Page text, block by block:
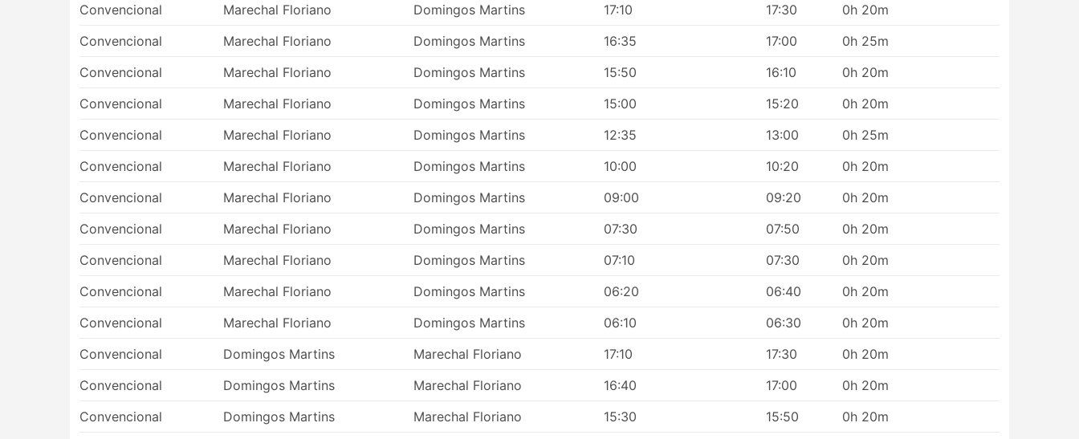
ตั๋วรถโดยสารมีราคาไม่แพงมากเมื่อเทียบกับตั๋วเครื่องบินหรือรถไฟด่วน มีตั๋วหลายชั้นให้เลือกสำหรับทุกงบในกระเป๋า
คุณเสมอ ตัวเลือกมาตรฐานที่ถูกกว่าอาจช้าไปหน่อยและไม่ได้ให้ความสะดวกสบายสูงสุดตามที่คุณต้องการ แต่
อย่างไรก็ยังเป็นทางเลือกที่ดีและพาคุณไปยังจุดหมายปลายทาง ในบางเส้นทางที่คุณต้องเดินทางนาน ห้องน้ำหรือจุด
แวะเข้าห้องน้ำ รวมถึงของว่าง น้ำ และบางครั้งอุปกรณ์อาบน้ำและผ้าห่มมักจะรวมอยู่ในราคาแล้ว
กว้างนุ่ม ผ้าห่ม ผู้โดยสารน้อย และสิทธิพิเศษอื่น ๆ อีกมากมายที่จะทำให้การเดินทางของคุณเป็นการเดินทางที่น่าพึง
พอใจ
ข้อเสียของการเดินทางด้วยรถบัส
สถานีขนส่งระหว่างเมืองที่ใหม่กว่ามักจะตั้งอยู่นอกเมือง ใกล้กับทางหลวงที่ใหญ่ เพื่อให้รถประจำทางสามารถหลีก
เลี่ยงความแออัดในเมือง แต่น่าเสียดายว่า การเดินทางอาจสร้างความท้าทายเพิ่มเติมให้กับนักเดินทางด้วย การเดิน
ทางไปยังสถานีดังกล่าวอาจเป็นปัญหา เนื่องจากในบางจุดหมายปลายทางมีข้อจำกัดเกี่ยวกับยานพาหนะที่อนุญาตให้
เข้าจุดส่งผู้โดยสารได้ และคุณจะต้องใช้ผู้ให้บริการขนส่งพิเศษเพื่อไปที่นั่น ส่งผลให้ต้นทุนสูงขึ้นเนื่องจากราคาอาจสูง
จราจรที่สถานีเริ่มต้นของคุณ
รถประจำทางน่าจะเป็นวิธีการขนส่งที่ตารางเดินรถน้อยกว่ารถไฟหรือเครื่องบิน ขึ้นอยู่กับสถานการณ์บนท้องถนนเป็น
อย่างมาก ซึ่งบางครั้งอาจคาดเดาไม่ได้ เช่น อุบัติเหตุ งานก่อสร้างถนน ทางเบี่ยง ฯลฯ โดยเฉพาะอย่างยิ่งสำหรับการ
เดินทางในช่วงวันหยุดสุดสัปดาห์ ฤดูท่องเที่ยว หรือวันหยุดนักขัตฤกษ์ อย่าลืมสิ่งนี้และหลีกเลี่ยงการวางแผนการเดิน
การเดินทางในบางเส้นทางหรือช่วงยอดนิยมอาจต้องจองล่วงหน้า โปรดทราบว่าเป็นไปไม่ได้เสมอไปที่คุณสามารถไปที่
Convencional
Marechal Floriano Domingos Martins 17:10 17:30
0h 20m
Convencional
Marechal Floriano Domingos Martins 16:35 17:00
0h 25m
Convencional
Marechal Floriano Domingos Martins 15:50 16:10
0h 20m
Convencional
Marechal Floriano Domingos Martins 15:00 15:20
0h 20m
Convencional
Marechal Floriano Domingos Martins 12:35 13:00
0h 25m
Convencional
Marechal Floriano Domingos Martins 10:00 10:20
0h 20m
Convencional
Marechal Floriano Domingos Martins 09:00 09:20
0h 20m
Convencional
Marechal Floriano Domingos Martins 07:30 07:50
0h 20m
Convencional
Marechal Floriano Domingos Martins 07:10 07:30
0h 20m
Convencional
Marechal Floriano Domingos Martins 06:20 06:40
0h 20m
Convencional
Marechal Floriano Domingos Martins 06:10 06:30
0h 20m
Convencional
Domingos Martins Marechal Floriano 17:10 17:30
0h 20m
Convencional
Domingos Martins Marechal Floriano 16:40 17:00
0h 20m
Convencional
Domingos Martins Marechal Floriano 15:30 15:50
0h 20m